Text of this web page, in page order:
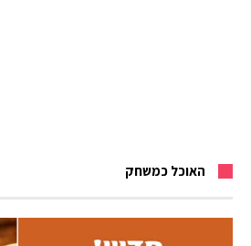
האוכל כמשחק